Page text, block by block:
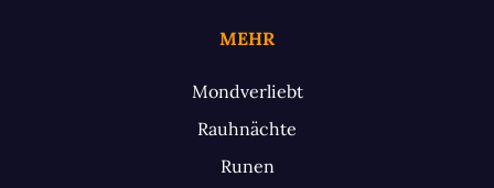
MEHR
Mondverliebt
Rauhnächte
Runen